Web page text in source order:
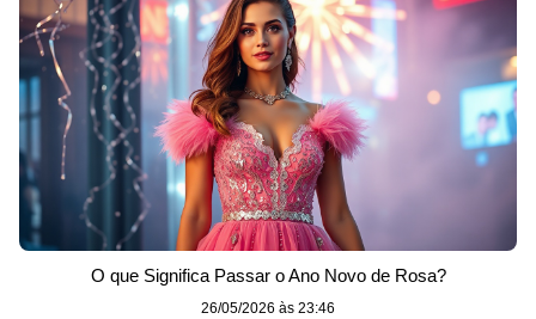
O que Significa Passar o Ano Novo de Rosa?
26/05/2026 às 23:46